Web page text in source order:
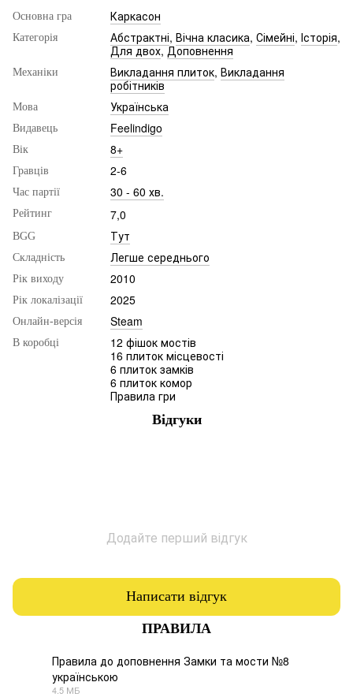
Основна гра Каркасон
Категорія Абстрактні, Вічна класика, Сімейні, Історія,
Для двох,Доповнення
Механіки Викладання плиток, Викладання
робітників
Мова Українська
Видавець Feelindigo
Вік 8+
Гравців 2-6
Час партії 30 - 60 хв.
Рейтинг 7,0
BGG Тут
Складність Легше середнього
Рік виходу 2010
Рік локалізації 2025
Онлайн-версія Steam
В коробці
12 фішок мостів
16 плиток місцевості
6 плиток замків
6 плиток комор
Правила гри
Відгуки
Додайте перший відгук
Написати відгук
ПРАВИЛА
Правила до доповнення Замки та мости №8
українською
4.5 МБ